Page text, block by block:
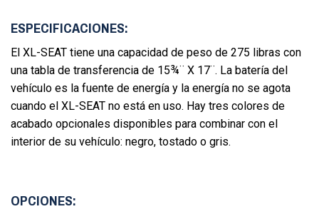
ESPECIFICACIONES:
El XL-SEAT tiene una capacidad de peso de 275 libras con
una tabla de transferencia de 15¾¨ X 17¨. La batería del
vehículo es la fuente de energía y la energía no se agota
cuando el XL-SEAT no está en uso. Hay tres colores de
acabado opcionales disponibles para combinar con el
interior de su vehículo: negro, tostado o gris.
OPCIONES: